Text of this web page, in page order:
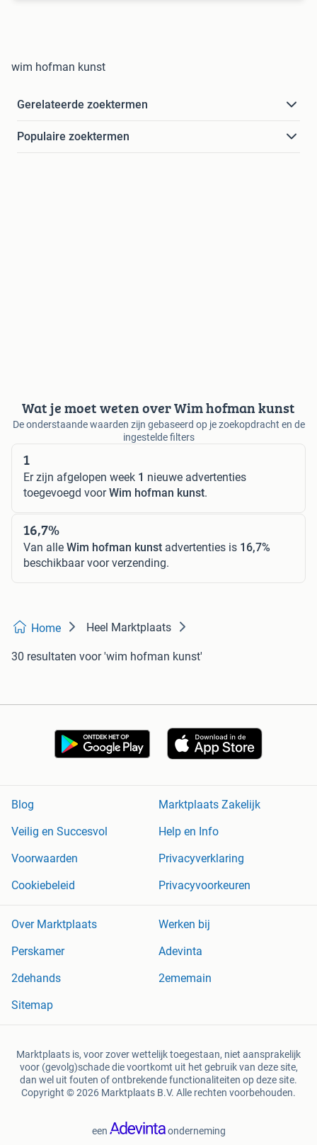
wim hofman kunst
Gerelateerde zoektermen
Populaire zoektermen
Wat je moet weten over Wim hofman kunst
De onderstaande waarden zijn gebaseerd op je zoekopdracht en de
ingestelde filters
1
Er zijn afgelopen week 1 nieuwe advertenties
toegevoegd voorWim hofman kunst.
16,7%
Van alle Wim hofman kunst advertenties is 16,7%
beschikbaar voor verzending.
Home Heel Marktplaats
30 resultaten voor 'wim hofman kunst'
Blog
Marktplaats Zakelijk
Veilig en Succesvol
Help en Info
Voorwaarden
Privacyverklaring
Cookiebeleid
Privacyvoorkeuren
Over Marktplaats
Werken bij
Perskamer
Adevinta
2dehands
2ememain
Sitemap
Marktplaats is, voor zover wettelijk toegestaan, niet aansprakelijk
voor (gevolg)schade die voortkomt uit het gebruik van deze site,
dan wel uit fouten of ontbrekende functionaliteiten op deze site.
Copyright © 2026 Marktplaats B.V. Alle rechten voorbehouden.
een onderneming